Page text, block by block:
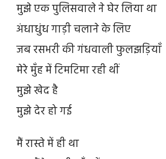
मुझे एक पुलिसवाले ने घेर लिया था
अंधाधुंध गाड़ी चलाने के लिए
जब रसभरी की गंधवाली फुलझड़ियाँ
मेरे मुँह में टिमटिमा रही थीं
मुझे खेद है
मुझे देर हो गई
मैं रास्ते में ही था